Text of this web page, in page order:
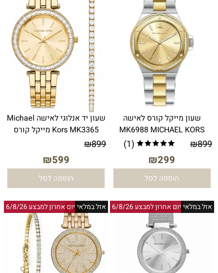
שעון מייקל קורס לאישה
MK6988 MICHAEL KORS
₪899
₪299
(1)
הוספה לסל
שעון יד אנלוגי לאישה Michael
Kors MK3365 מייקל קורס
₪899
₪599
הוספה לסל
יום אחרון למבצע 6/8/26אזל במלאי יום אחרון למבצע 6/8/26אזל במלאי